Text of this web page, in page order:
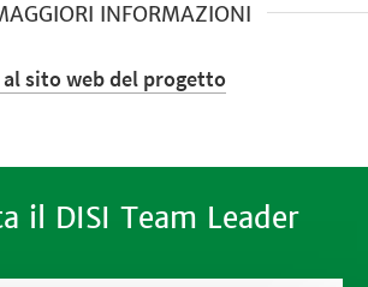
INFORMAZIONI
al sito web del progetto
il DISI Team Leader